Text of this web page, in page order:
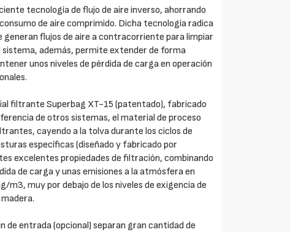
tecnología de flujo de aire inverso, ahorrando
de aire comprimido. Dicha tecnología radica
generan flujos de aire a contracorriente para limpiar
además, permite extender de forma
unos niveles de pérdida de carga en operación
filtrante Superbag XT-15 (patentado), fabricado
de otros sistemas, el material de proceso
cayendo a la tolva durante los ciclos de
específicas (diseñado y fabricado por
excelentes propiedades de filtración, combinando
de carga y unas emisiones a la atmósfera en
m3, muy por debajo de los niveles de exigencia de
de entrada (opcional) separan gran cantidad de